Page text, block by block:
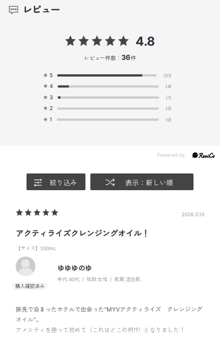
レビュー
4.8
レビュー件数： 36件
★ 5 (31)
★ 4 (4)
★ 3 (1)
★ 2 (0)
★ 1 (0)
絞り込み 表示：新しい順
2026.3.10
アクティライズクレンジングオイル！
【サイズ】200mL
ゆゆゆのゆ
年代:40代 性別:女性 肌質:混合肌
旅先で泊まったホテルで出会った"MYVアクティライズ クレンジング
オイル"。
アメニティを使って初めて（これはどこの何⁉︎）となりました！